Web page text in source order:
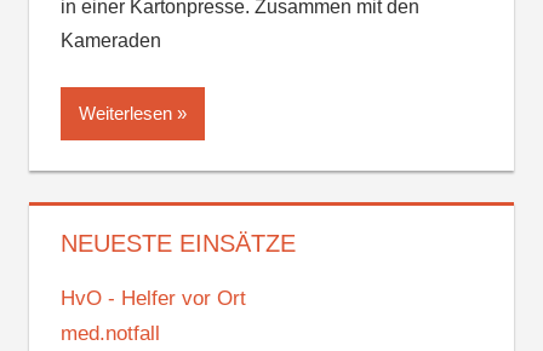
in einer Kartonpresse. Zusammen mit den
Kameraden
Weiterlesen
NEUESTE EINSÄTZE
HvO - Helfer vor Ort
med.notfall